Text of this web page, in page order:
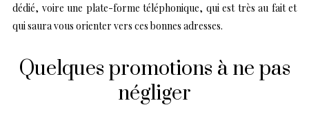
dédié, voire une plate-forme téléphonique, qui est très au fait et
qui saura vous orienter vers ces bonnes adresses.
Quelques promotions à ne pas
négliger